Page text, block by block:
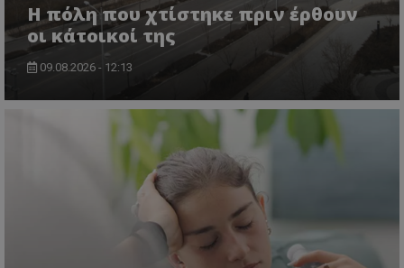
Η πόλη που χτίστηκε πριν έρθουν
οι κάτοικοί της
09.08.2026 - 12:13